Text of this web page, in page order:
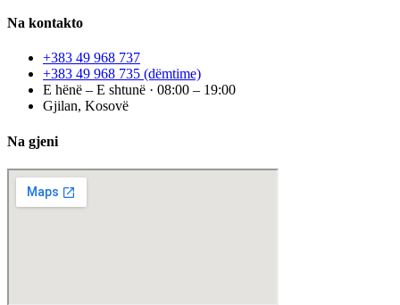
Na kontakto
+383 49 968 737
+383 49 968 735 (dëmtime)
E hënë – E shtunë · 08:00 – 19:00
Gjilan, Kosovë
Na gjeni